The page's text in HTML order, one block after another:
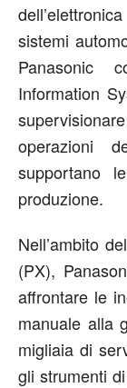
sistemi
Panasonic
Information
operazioni
supportano
produzione.
Nell’ambito
(PX),
affrontare le
manuale alla
migliaia di
gli strumenti